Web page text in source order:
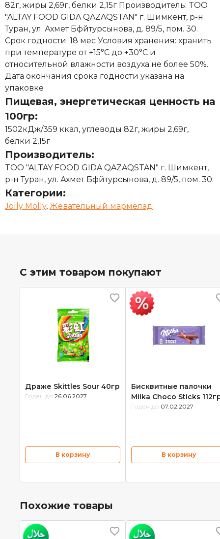
82г, жиры 2,69г, белки 2,15г Производитель: TOO
"ALTAY FOOD GIDA QAZAQSTAN" г. Шимкент, р-н
Туран, ул. Ахмет Бфйтурсынова, д. 89/5, пом. 30.
Срок годности: 18 мес Условия хранения: хранить
при температуре от +15°С до +30°С и
относительной влажности воздуха не более 50%.
Дата окончания срока годности указана на
упаковке
Пищевая, энергетическая ценность на
100гр:
1502кДж/359 ккал, углеводы 82г, жиры 2,69г,
белки 2,15г
Производитель:
TOO "ALTAY FOOD GIDA QAZAQSTAN" г. Шимкент,
р-н Туран, ул. Ахмет Бфйтурсынова, д. 89/5, пом. 30.
Категории:
Jolly Molly, Жевательный мармелад
С этим товаром покупают
Драже Skittles Sour 40гр
Годен до: 26.06.2027
В корзину
Бисквитные палочки
Milka Choco Sticks
Годен до: 07.02.2027
В корзину
Похожие товары